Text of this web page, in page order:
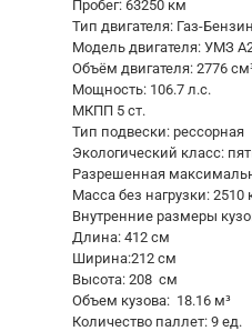
Пробег: 63250 км
Тип двигателя: Газ-Бензин
Модель двигателя: УМЗ
Объём двигателя: 2776
Мощность: 106.7 л.с.
МКПП 5 ст.
Тип подвески: рессорная
Экологический класс:
Разрешенная
Масса без нагрузки: 2510
Внутренние размеры
Длина: 412 см
Ширина:212 см
Высота: 208 см
Объем кузова: 18.16 м³
Количество паллет: 9 ед.